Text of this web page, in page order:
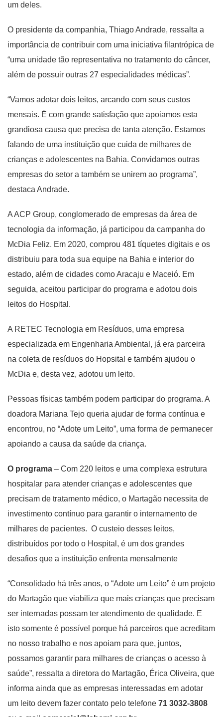
um deles.
O presidente da companhia, Thiago Andrade, ressalta a
importância de contribuir com uma iniciativa filantrópica de
“uma unidade tão representativa no tratamento do câncer,
além de possuir outras 27 especialidades médicas”.
“Vamos adotar dois leitos, arcando com seus custos
mensais. É com grande satisfação que apoiamos esta
grandiosa causa que precisa de tanta atenção. Estamos
falando de uma instituição que cuida de milhares de
crianças e adolescentes na Bahia. Convidamos outras
empresas do setor a também se unirem ao programa”,
destaca Andrade.
A ACP Group, conglomerado de empresas da área de
tecnologia da informação, já participou da campanha do
McDia Feliz. Em 2020, comprou 481 tíquetes digitais e os
distribuiu para toda sua equipe na Bahia e interior do
estado, além de cidades como Aracaju e Maceió. Em
seguida, aceitou participar do programa e adotou dois
leitos do Hospital.
A RETEC Tecnologia em Resíduos, uma empresa
especializada em Engenharia Ambiental, já era parceira
na coleta de resíduos do Hopsital e também ajudou o
McDia e, desta vez, adotou um leito.
Pessoas físicas também podem participar do programa. A
doadora Mariana Tejo queria ajudar de forma contínua e
encontrou, no “Adote um Leito”, uma forma de permanecer
apoiando a causa da saúde da criança.
O programa – Com 220 leitos e uma complexa estrutura
hospitalar para atender crianças e adolescentes que
precisam de tratamento médico, o Martagão necessita de
investimento contínuo para garantir o internamento de
milhares de pacientes. O custeio desses leitos,
distribuídos por todo o Hospital, é um dos grandes
desafios que a instituição enfrenta mensalmente
“Consolidado há três anos, o “Adote um Leito” é um projeto
do Martagão que viabiliza que mais crianças que precisam
ser internadas possam ter atendimento de qualidade. E
isto somente é possível porque há parceiros que acreditam
no nosso trabalho e nos apoiam para que, juntos,
possamos garantir para milhares de crianças o acesso à
saúde”, ressalta a diretora do Martagão, Érica Oliveira, que
informa ainda que as empresas interessadas em adotar
um leito devem fazer contato pelo telefone 71 3032-3808